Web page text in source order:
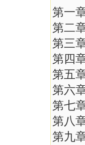
第一
第二
第三
第四
第五
第六
第七
第八
第九